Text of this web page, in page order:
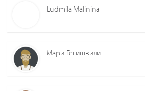
Ludmila Malinina
Мари Гогишвили